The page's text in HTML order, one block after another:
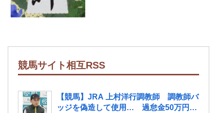
競馬サイト相互RSS
【競馬】JRA 上村洋行調教師 調教師バ
ッジを偽造して使用… 過怠金50万円の